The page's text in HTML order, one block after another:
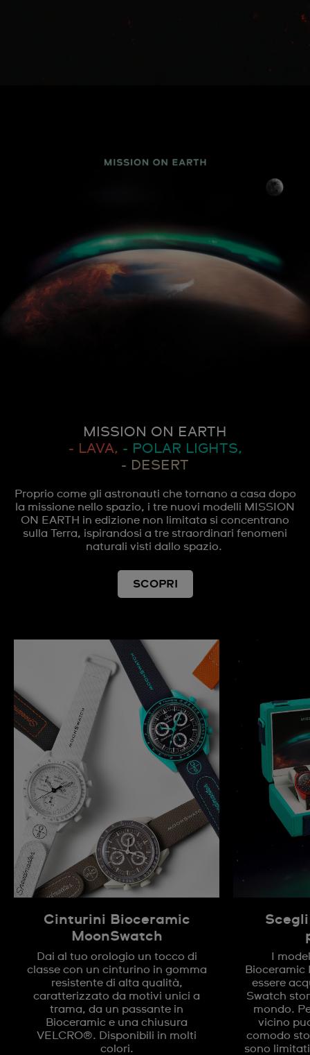
MISSION ON EARTH
- LAVA, - POLAR LIGHTS,
- DESERT
Proprio come gli astronauti che tornano a casa dopo
la missione nello spazio, i tre nuovi modelli MISSION
ON EARTH in edizione non limitata si concentrano
sulla Terra, ispirandosi a tre straordinari fenomeni
naturali visti dallo spazio.
SCOPRI
Cinturini Bioceramic
MoonSwatch
Dai al tuo orologio un tocco di
classe con un cinturino in gomma
resistente di alta qualità,
caratterizzato da motivi unici a
trama, da un passante in
Bioceramic e una chiusura
VELCRO®. Disponibili in molti
colori.
I
Bioceramic
essere
Swatch
mondo.
vicino
comodo
sono